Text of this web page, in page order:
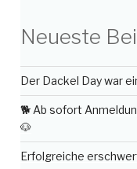
Neueste
Der Dackel Day war
🐕 Ab sofort
🐶
Erfolgreiche